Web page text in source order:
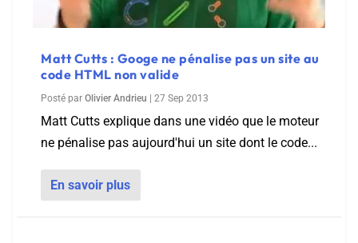
Matt Cutts : Googe ne pénalise pas un site au
code HTML non valide
Posté par Olivier Andrieu | 27 Sep 2013
Matt Cutts explique dans une vidéo que le moteur
ne pénalise pas aujourd'hui un site dont le code...
En savoir plus